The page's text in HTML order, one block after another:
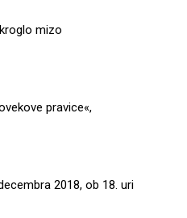
mizo
pravice«,
2018, ob 18. uri